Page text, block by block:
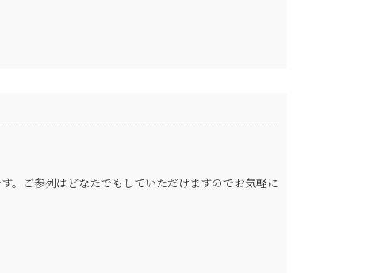
。ご参列はどなたでもしていただけますのでお気軽に